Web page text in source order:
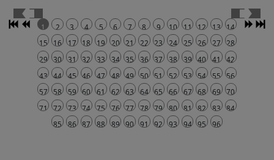
1 2 3 4 5 6 7 8 9 10 11 12 13
14
15
16 17 18 19 20 21 22 23 24 25 26 27
28
29
30 31 32 33 34 35 36 37 38 39 40 41
42
43
44 45 46 47 48 49 50 51 52 53 54 55
56
57
58 59 60 61 62 63 64 65 66 67 68 69
70
71
72 73 74 75 76 77 78 79 80 81 82 83
84
85
86 87 88 89 90 91 92 93 94 95 96